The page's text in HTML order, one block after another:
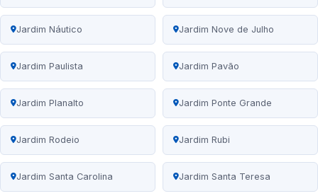
Jardim Náutico Jardim Nove de Julho
Jardim Paulista Jardim Pavão
Jardim Planalto Jardim Ponte Grande
Jardim Rodeio Jardim Rubi
Jardim Santa Carolina Jardim Santa Teresa